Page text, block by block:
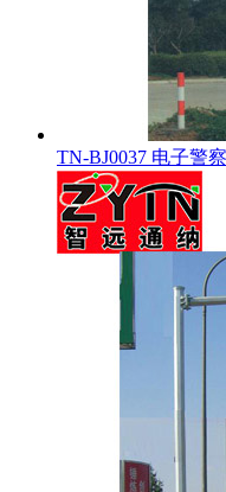
TN-BJ0037 电子警